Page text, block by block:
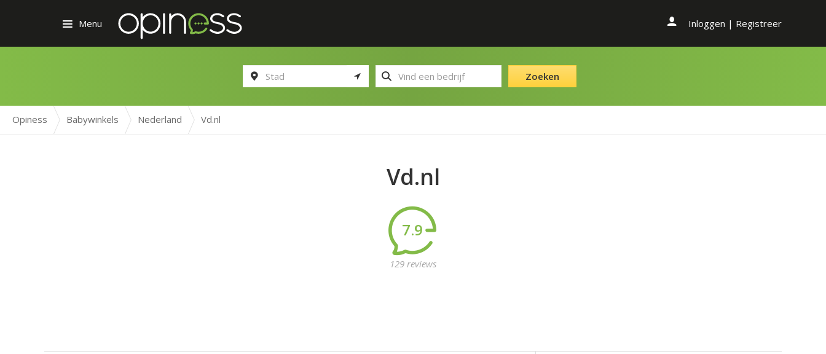
Menu Inloggen | Registreer
Zoeken
Opiness Babywinkels Nederland Vd.nl
Vd.nl
7.9
129 reviews